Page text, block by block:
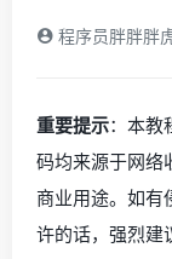
程序员胖胖胖
重要提示：本教
码均来源于网络
商业用途。如有
许的话，强烈建